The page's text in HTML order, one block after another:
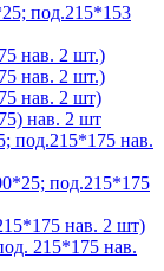
под.215*153
нав. 2 шт.)
нав. 2 шт.)
нав. 2 шт)
нав. 2 шт
под.215*175 нав.
под.215*175
нав. 2 шт)
215*175 нав.